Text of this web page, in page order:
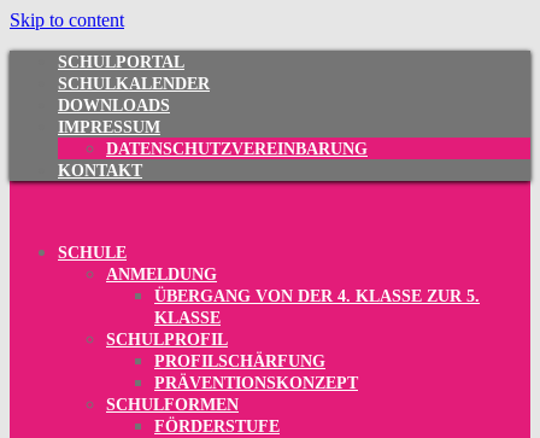
Skip to content
SCHULPORTAL
SCHULKALENDER
DOWNLOADS
IMPRESSUM
DATENSCHUTZVEREINBARUNG
KONTAKT
SCHULE
ANMELDUNG
ÜBERGANG VON DER 4. KLASSE ZUR 5.
KLASSE
SCHULPROFIL
PROFILSCHÄRFUNG
PRÄVENTIONSKONZEPT
SCHULFORMEN
FÖRDERSTUFE